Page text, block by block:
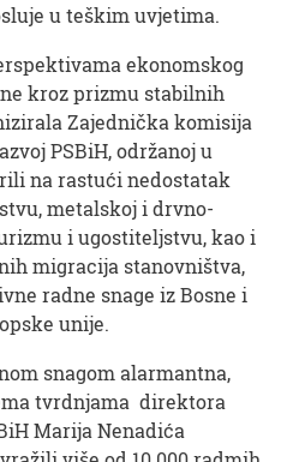
u teškim uvjetima.
ekonomskog
kroz prizmu stabilnih
Zajednička komisija
PSBiH, održanoj u
na rastući nedostatak
metalskoj i drvno-
i ugostiteljstvu, kao i
migracija stanovništva,
radne snage iz Bosne i
unije.
snagom alarmantna,
tvrdnjama direktora
Marija Nenadića